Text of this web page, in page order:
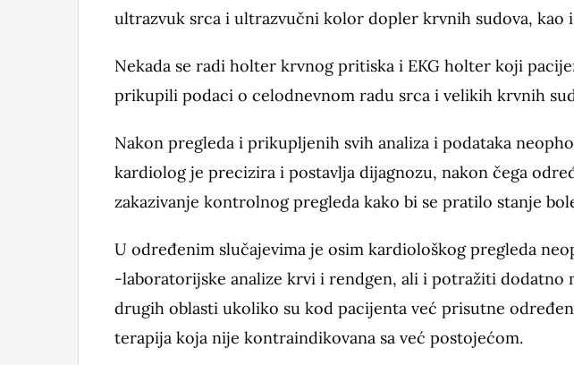
ultrazvuk srca i ultrazvučni kolor dopler krvnih sudova, kao
Nekada se radi holter krvnog pritiska i EKG holter koji
prikupili podaci o celodnevnom radu srca i velikih krvnih
Nakon pregleda i prikupljenih svih analiza i podataka
kardiolog je precizira i postavlja dijagnozu, nakon čega
zakazivanje kontrolnog pregleda kako bi se pratilo stanje
U određenim slučajevima je osim kardiološkog pregleda
-laboratorijske analize krvi i rendgen, ali i potražiti dodatno
drugih oblasti ukoliko su kod pacijenta već prisutne
terapija koja nije kontraindikovana sa već postojećom.